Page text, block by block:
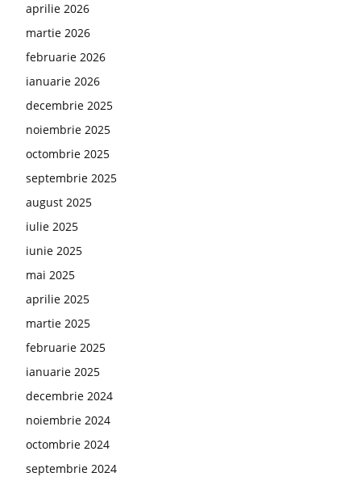
aprilie 2026
martie 2026
februarie 2026
ianuarie 2026
decembrie 2025
noiembrie 2025
octombrie 2025
septembrie 2025
august 2025
iulie 2025
iunie 2025
mai 2025
aprilie 2025
martie 2025
februarie 2025
ianuarie 2025
decembrie 2024
noiembrie 2024
octombrie 2024
septembrie 2024